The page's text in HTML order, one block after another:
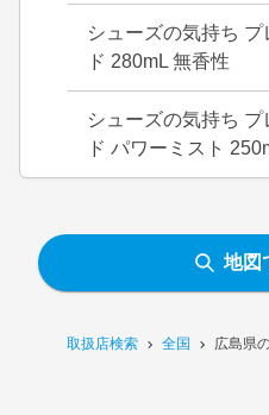
取扱店検索 全国 広島県
シューズの気持ち
ド 280mL 無香性
シューズの気持ち
ド パワーミスト
地図